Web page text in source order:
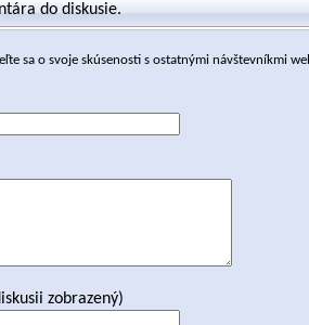
do diskusie.
sa o svoje skúsenosti s ostatnými návštevníkmi
zobrazený)